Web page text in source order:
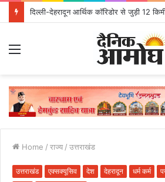
Home / राज्य / उत्तराखंड
उत्तराखंड एक्सक्यूसिव देश देहरादून धर्म कर्म